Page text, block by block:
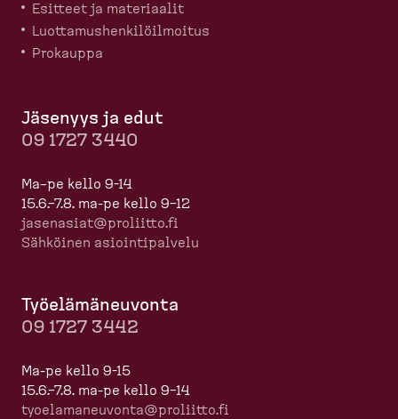
Esitteet ja materiaalit
Luotta­mus­hen­ki­löil­moitus
Prokauppa
Jäsenyys ja edut
09 1727 3440
Ma–pe kello 9-14
15.6.–7.8. ma-pe kello 9–12
jasenasiat@proliitto.fi
Sähköinen asioin­ti­palvelu
Työelä­mä­neuvonta
09 1727 3442
Ma-pe kello 9-15
15.6.–7.8. ma-pe kello 9–14
tyoela­ma­neuvonta@proliitto.fi